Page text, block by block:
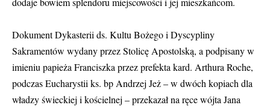
Dokument Dykasterii ds. Kultu Bożego i Dyscypliny
Sakramentów wydany przez Stolicę Apostolską, a podpisany w
imieniu papieża Franciszka przez prefekta kard. Arthura Roche,
podczas Eucharystii ks. bp Andrzej Jeż – w dwóch kopiach dla
władzy świeckiej i kościelnej – przekazał na ręce wójta Jana